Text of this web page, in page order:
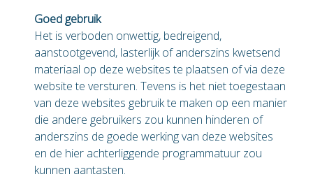
Goed gebruik
Het is verboden onwettig, bedreigend,
aanstootgevend, lasterlijk of anderszins kwetsend
materiaal op deze websites te plaatsen of via deze
website te versturen. Tevens is het niet toegestaan
van deze websites gebruik te maken op een manier
die andere gebruikers zou kunnen hinderen of
anderszins de goede werking van deze websites
en de hier achterliggende programmatuur zou
kunnen aantasten.